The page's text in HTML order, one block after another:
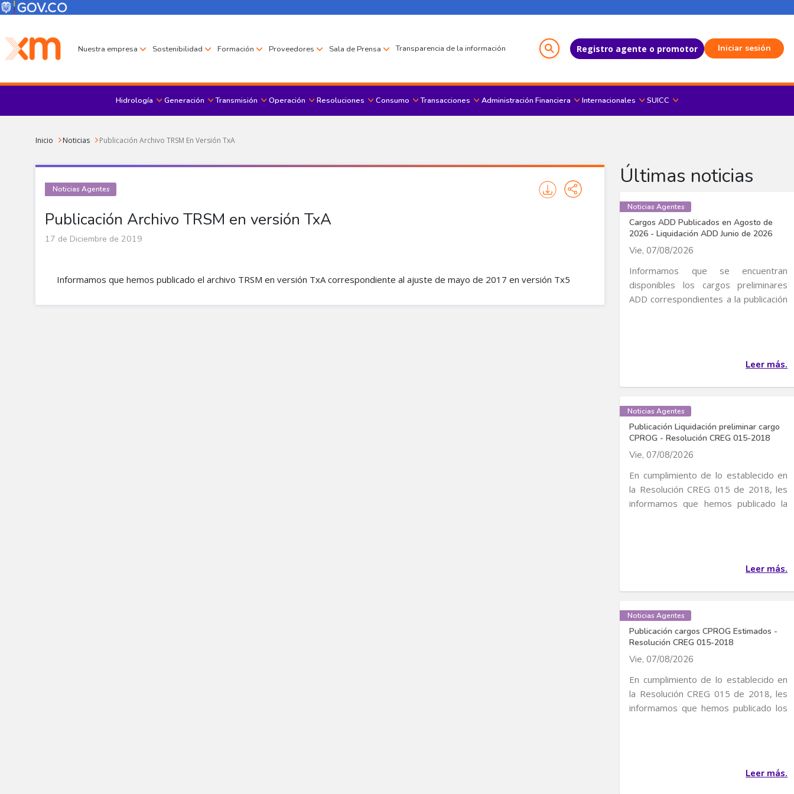
Pasar al contenido principal
Menú Corporativo
Menú de encabezado
Nuestra empresa Sostenibilidad Formación Proveedores Sala de Prensa Transparencia de la información Registro agente o promotor Iniciar sesión
Menu principal
Hidrología Generación Transmisión Operación Resoluciones Consumo Transacciones Administración Financiera Internacionales SUICC
Sobrescribir enlaces de ayuda a la navegación
Inicio Noticias Publicación Archivo TRSM En Versión TxA
Publicación Archivo TRSM en versión TxA
Noticias Agentes
17 de Diciembre de 2019
Informamos que hemos publicado el archivo TRSM en versión TxA correspondiente al ajuste de mayo de 2017 en versión Tx5
Últimas noticias
Noticias Agentes
Cargos ADD Publicados en Agosto de
2026 - Liquidación ADD Junio de 2026
Vie, 07/08/2026
Informamos que se encuentran
disponibles los cargos preliminares
ADD correspondientes a la publicación
Leer más.
Noticias Agentes
Publicación Liquidación preliminar cargo
CPROG - Resolución CREG 015-2018
Vie, 07/08/2026
En cumplimiento de lo establecido en
la Resolución CREG 015 de 2018, les
informamos que hemos publicado la
Leer más.
Noticias Agentes
Publicación cargos CPROG Estimados -
Resolución CREG 015-2018
Vie, 07/08/2026
En cumplimiento de lo establecido en
la Resolución CREG 015 de 2018, les
informamos que hemos publicado los
Leer más.